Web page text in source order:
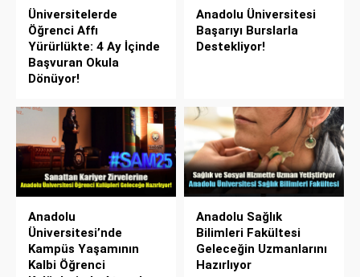
Üniversitelerde
Öğrenci Affı
Yürürlükte: 4 Ay İçinde
Başvuran Okula
Dönüyor!
Anadolu Üniversitesi
Başarıyı Burslarla
Destekliyor!
Anadolu
Üniversitesi’nde
Kampüs Yaşamının
Kalbi Öğrenci
Anadolu Sağlık
Bilimleri Fakültesi
Geleceğin Uzmanlarını
Hazırlıyor